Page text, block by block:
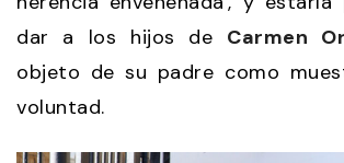
dar a los hijos de Carmen
objeto de su padre como
voluntad.